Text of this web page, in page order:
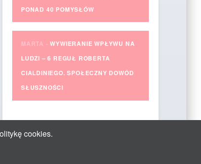
PONAD 40 POMYSŁÓW
MARTA -WYWIERANIE WPŁYWU NA
LUDZI – 6 REGUŁ ROBERTA
CIALDINIEGO. SPOŁECZNY DOWÓD
SŁUSZNOŚCI
cookies.